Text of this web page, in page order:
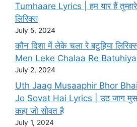
Tumhaare Lyrics | हम यार हैं तुम्हारे
लिरिक्स
July 5, 2024
कौन दिशा में लेके चला रे बटुहिया
Men Leke Chalaa Re
July 2, 2024
Uth Jaag Musaaphir Bhor
Jo Sovat Hai Lyrics | उठ जाग
कहा जो सोवत है
July 1, 2024